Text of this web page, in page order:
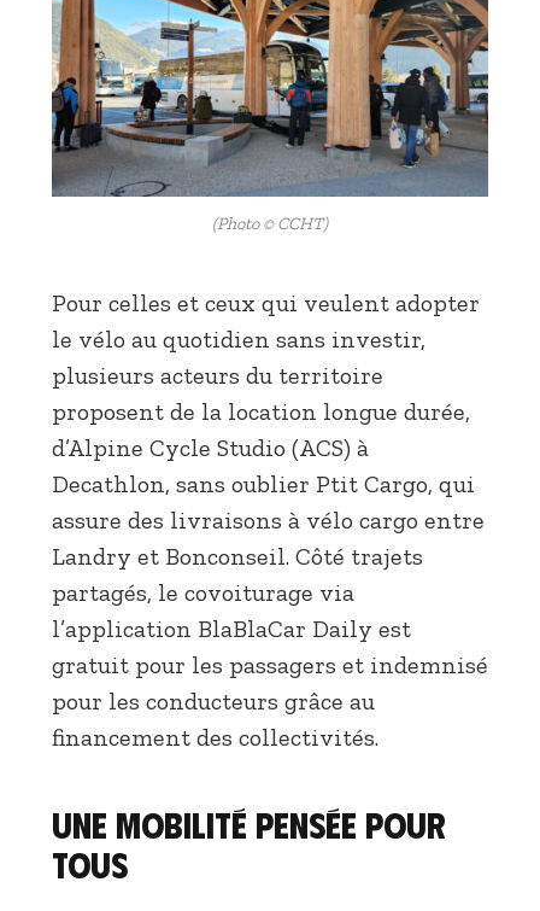
(Photo © CCHT)
Pour celles et ceux qui veulent adopter
le vélo au quotidien sans investir,
plusieurs acteurs du territoire
proposent de la location longue durée,
d’Alpine Cycle Studio (ACS) à
Decathlon, sans oublier Ptit Cargo, qui
assure des livraisons à vélo cargo entre
Landry et Bonconseil. Côté trajets
partagés, le covoiturage via
l’application BlaBlaCar Daily est
gratuit pour les passagers et indemnisé
pour les conducteurs grâce au
financement des collectivités.
Une mobilité pensée pour
tous